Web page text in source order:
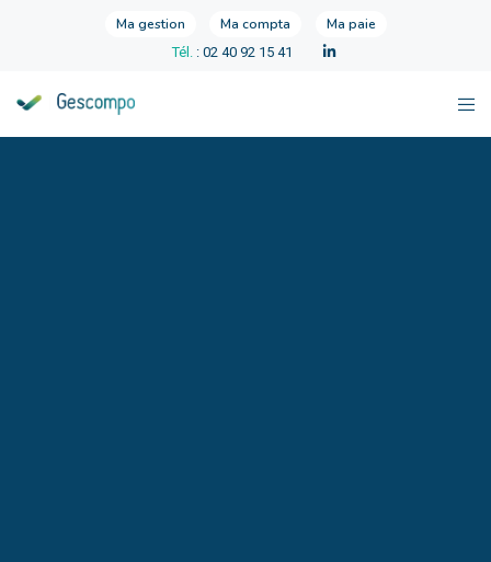
Ma gestion Ma compta Ma paie
Tél. : 02 40 92 15 41